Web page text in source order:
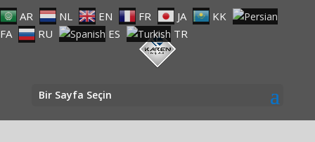
Bir Sayfa Seçin
AR NL EN FR JA
KK
FA
RU ES TR